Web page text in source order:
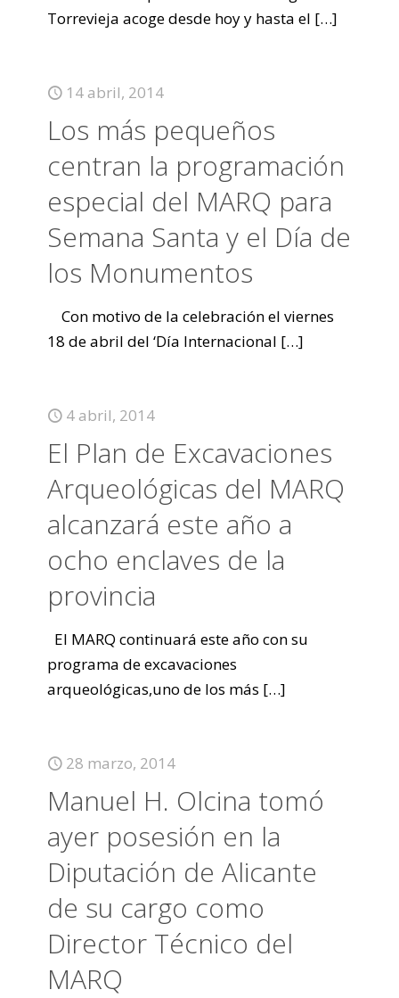
Torrevieja acoge desde hoy y hasta el […]
14 abril, 2014
Los más pequeños
centran la programación
especial del MARQ para
Semana Santa y el Día de
los Monumentos
Con motivo de la celebración el viernes
18 de abril del ‘Día Internacional […]
4 abril, 2014
El Plan de Excavaciones
Arqueológicas del MARQ
alcanzará este año a
ocho enclaves de la
provincia
El MARQ continuará este año con su
programa de excavaciones
arqueológicas,uno de los más […]
28 marzo, 2014
Manuel H. Olcina tomó
ayer posesión en la
Diputación de Alicante
de su cargo como
Director Técnico del
MARQ